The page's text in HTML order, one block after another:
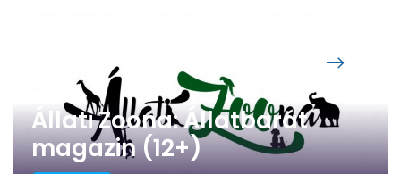
Állati Zoona: Állatbarát
magazin (12+)